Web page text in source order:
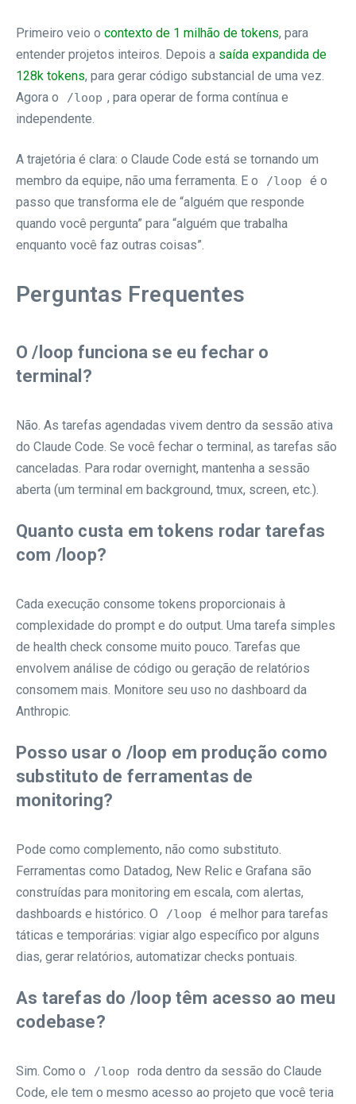
Primeiro veio o contexto de 1 milhão de tokens, para
entender projetos inteiros. Depois a saída expandida de
128k tokens, para gerar código substancial de uma vez.
Agora o
/loop , para operar de forma contínua e
independente.
A trajetória é clara: o Claude Code está se tornando um
membro da equipe, não uma ferramenta. E o
/loop
é o
passo que transforma ele de “alguém que responde
quando você pergunta” para “alguém que trabalha
enquanto você faz outras coisas”.
Perguntas Frequentes
O /loop funciona se eu fechar o
terminal?
Não. As tarefas agendadas vivem dentro da sessão ativa
do Claude Code. Se você fechar o terminal, as tarefas são
canceladas. Para rodar overnight, mantenha a sessão
aberta (um terminal em background, tmux, screen, etc.).
Quanto custa em tokens rodar tarefas
com /loop?
Cada execução consome tokens proporcionais à
complexidade do prompt e do output. Uma tarefa simples
de health check consome muito pouco. Tarefas que
envolvem análise de código ou geração de relatórios
consomem mais. Monitore seu uso no dashboard da
Anthropic.
Posso usar o /loop em produção como
substituto de ferramentas de
monitoring?
Pode como complemento, não como substituto.
Ferramentas como Datadog, New Relic e Grafana são
construídas para monitoring em escala, com alertas,
dashboards e histórico. O
/loop
é melhor para tarefas
táticas e temporárias: vigiar algo específico por alguns
dias, gerar relatórios, automatizar checks pontuais.
As tarefas do /loop têm acesso ao meu
codebase?
Sim. Como o /loop
roda dentro da sessão do Claude
Code, ele tem o mesmo acesso ao projeto que você teria